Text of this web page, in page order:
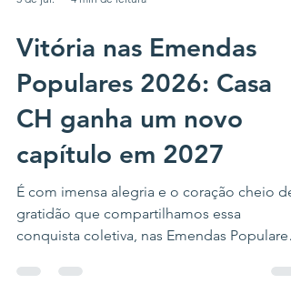
Vitória nas Emendas
Populares 2026: Casa
CH ganha um novo
capítulo em 2027
É com imensa alegria e o coração cheio de
gratidão que compartilhamos essa
conquista coletiva, nas Emendas Populares